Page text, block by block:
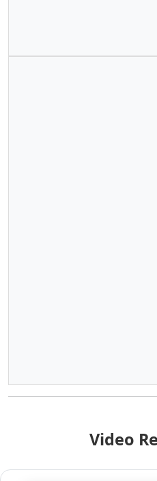
Video